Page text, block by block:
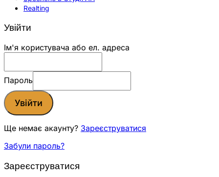
Realting
Увійти
Ім'я користувача або ел. адреса
Пароль
Увійти
Ще немає акаунту? Зареєструватися
Забули пароль?
Зареєструватися